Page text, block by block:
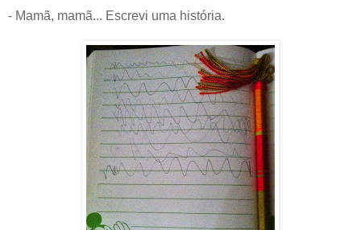
- Mamã, mamã... Escrevi uma história.